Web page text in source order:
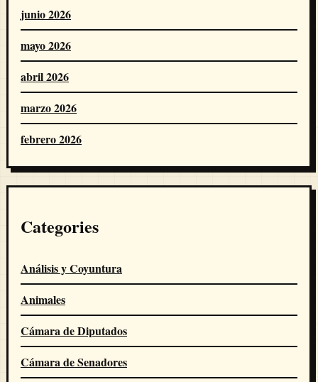
junio 2026
mayo 2026
abril 2026
marzo 2026
febrero 2026
Categories
Análisis y Coyuntura
Animales
Cámara de Diputados
Cámara de Senadores